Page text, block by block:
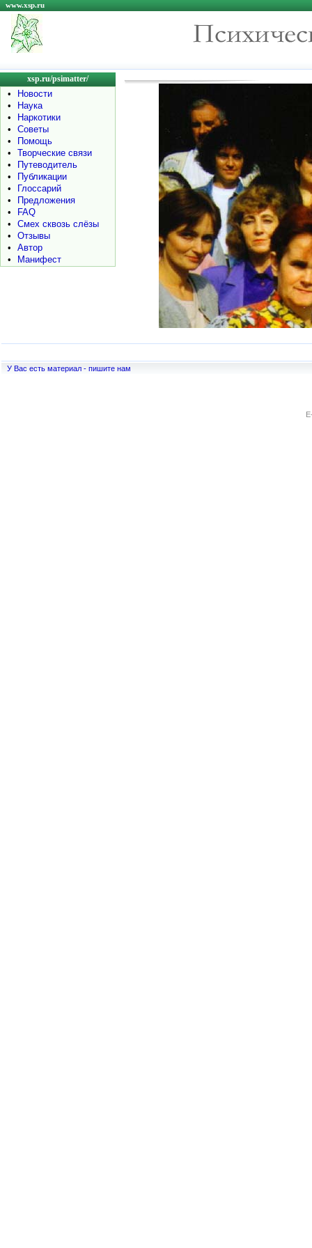
www.xsp.ru
xsp.ru/psimatter/
•
Новости
•
Наука
•
Наркотики
•
Советы
•
Помощь
•
Творческие связи
•
Путеводитель
•
Публикации
•
Глоссарий
•
Предложения
•
FAQ
•
Смех сквозь слёзы
•
Отзывы
•
Автор
•
Манифест
У Вас есть материал - пишите нам